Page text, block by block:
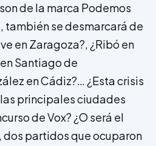
de la marca Podemos
también se desmarcará de
en Zaragoza?, ¿Ribó en
Santiago de
en Cádiz?… ¿Esta crisis
principales ciudades
de Vox? ¿O será el
dos partidos que ocuparon